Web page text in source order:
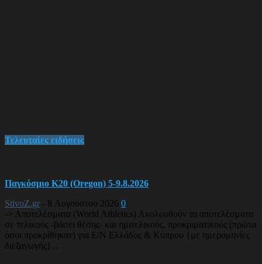
Τελευταίες ειδήσεις
Παγκόσμιο Κ20 (Oregon) 5-9.8.2026
StivoZ.gr - 8 Αυγούστου 2026 0
-> Αποτελέσματα (World Athletics) Ακολουθούν τα αποτελέσματα
σε τελικούς -βάσει θέσης- και ημιτελικούς, προκριματικούς (πρώτα
όσοι προκρίθηκαν) για Ε/Ν Ελλάδος & Κύπρου {με ημερομηνίες
διεξαγωγής}...